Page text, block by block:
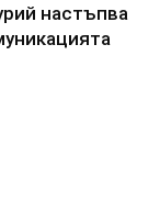
настъпва